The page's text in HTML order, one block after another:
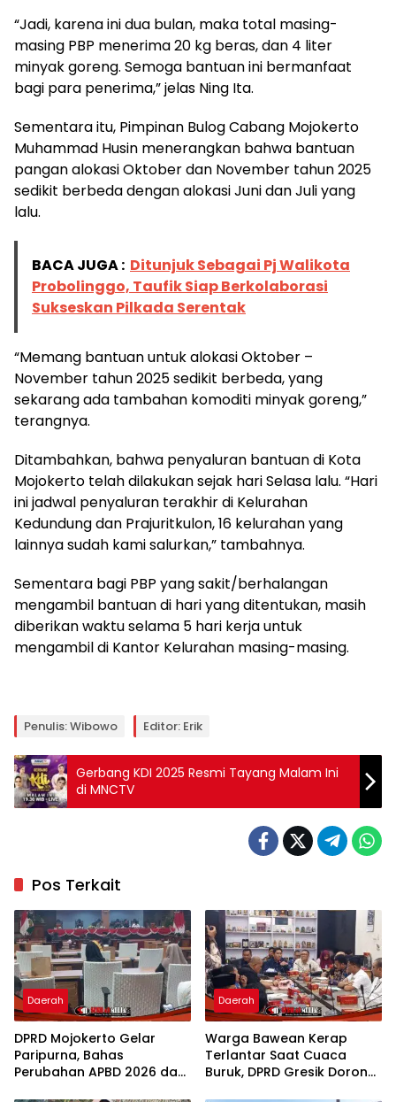
“Jadi, karena ini dua bulan, maka total masing-
masing PBP menerima 20 kg beras, dan 4 liter
minyak goreng. Semoga bantuan ini bermanfaat
bagi para penerima,” jelas Ning Ita.
Sementara itu, Pimpinan Bulog Cabang Mojokerto
Muhammad Husin menerangkan bahwa bantuan
pangan alokasi Oktober dan November tahun 2025
sedikit berbeda dengan alokasi Juni dan Juli yang
lalu.
BACA JUGA : Ditunjuk Sebagai Pj Walikota
Probolinggo, Taufik Siap Berkolaborasi
Sukseskan Pilkada Serentak
“Memang bantuan untuk alokasi Oktober –
November tahun 2025 sedikit berbeda, yang
sekarang ada tambahan komoditi minyak goreng,”
terangnya.
Ditambahkan, bahwa penyaluran bantuan di Kota
Mojokerto telah dilakukan sejak hari Selasa lalu. “Hari
ini jadwal penyaluran terakhir di Kelurahan
Kedundung dan Prajuritkulon, 16 kelurahan yang
lainnya sudah kami salurkan,” tambahnya.
Sementara bagi PBP yang sakit/berhalangan
mengambil bantuan di hari yang ditentukan, masih
diberikan waktu selama 5 hari kerja untuk
mengambil di Kantor Kelurahan masing-masing.
Penulis: Wibowo Editor: Erik
Gerbang KDI 2025 Resmi Tayang Malam Ini
di MNCTV
Pos Terkait
Daerah
DPRD Mojokerto Gelar
Paripurna, Bahas
Perubahan APBD 2026 dan
Daerah
Warga Bawean Kerap
Terlantar Saat Cuaca
Buruk, DPRD Gresik Dorong